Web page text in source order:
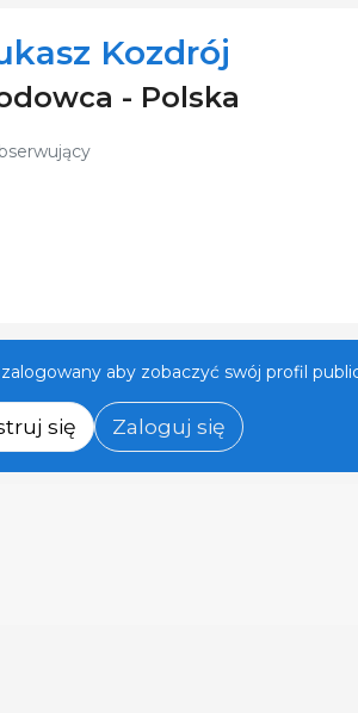
Kozdrój
- Polska
aby zobaczyć swój profil
się Zaloguj się